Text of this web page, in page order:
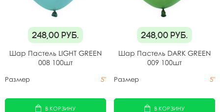
248,00 руб.
Шар Пастель LIGHT GREEN
008 100шт
Размер 5"
В КОРЗИНУ
248,00 руб.
Шар Пастель DARK GREEN
009 100шт
Размер 5"
В КОРЗИНУ